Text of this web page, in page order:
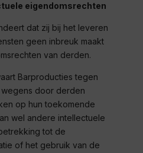
eigendomsrechten
dat zij bij het leveren
geen inbreuk maakt
van derden.
Barproducties tegen
door derden
op hun toekomende
wel andere intellectuele
tot de
of het gebruik van de